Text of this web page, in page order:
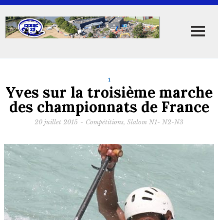
1
Yves sur la troisième marche
des championnats de France
20 juillet 2015 - Compétitions, Slalom N1- N2-N3